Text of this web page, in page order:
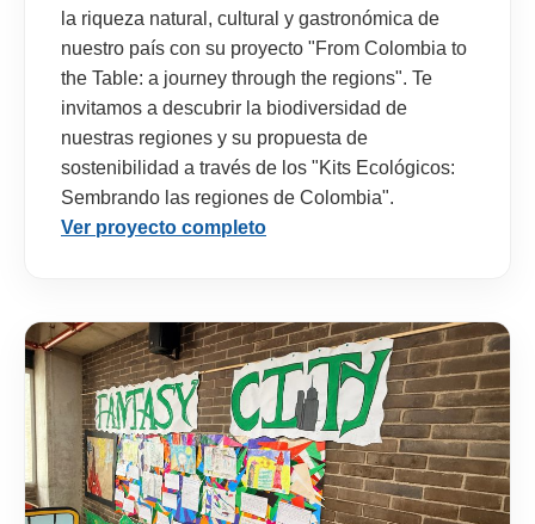
la riqueza natural, cultural y gastronómica de
nuestro país con su proyecto "From Colombia to
the Table: a journey through the regions". Te
invitamos a descubrir la biodiversidad de
nuestras regiones y su propuesta de
sostenibilidad a través de los "Kits Ecológicos:
Sembrando las regiones de Colombia".
Ver proyecto completo